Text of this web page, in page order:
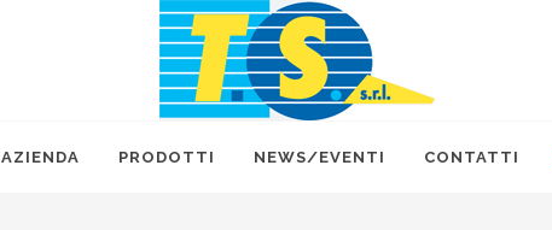
AZIENDA PRODOTTI NEWS/EVENTI CONTATTI